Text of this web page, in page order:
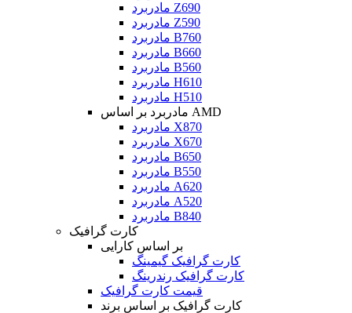
مادربرد Z690
مادربرد Z590
مادربرد B760
مادربرد B660
مادربرد B560
مادربرد H610
مادربرد H510
مادربرد بر اساس AMD
مادربرد X870
مادربرد X670
مادربرد B650
مادربرد B550
مادربرد A620
مادربرد A520
مادربرد B840
کارت گرافیک
بر اساس کارایی
کارت گرافیک گیمینگ
کارت گرافیک رندرینگ
قیمت کارت گرافیک
کارت گرافیک بر اساس برند